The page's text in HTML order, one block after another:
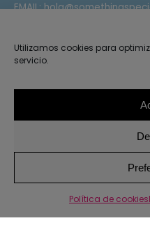
Utilizamos cookies para
servicio.
Política de cookies
EMAIL:
Contacto
Condiciones de compra
2026 · Something Special ·
de